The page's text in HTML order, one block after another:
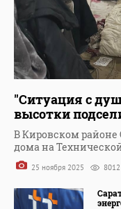
"Ситуация с
высотки
В Кировском районе
дома на
25 ноября 2025 8012